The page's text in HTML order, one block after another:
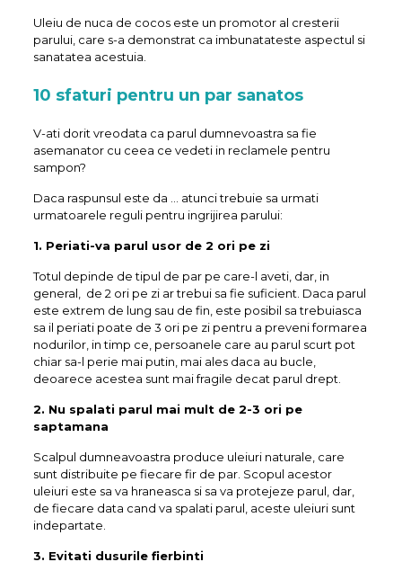
Uleiu de nuca de cocos este un promotor al cresterii
parului, care s-a demonstrat ca imbunatateste aspectul si
sanatatea acestuia.
10 sfaturi pentru un par sanatos
V-ati dorit vreodata ca parul dumnevoastra sa fie
asemanator cu ceea ce vedeti in reclamele pentru
sampon?
Daca raspunsul este da … atunci trebuie sa urmati
urmatoarele reguli pentru ingrijirea parului:
1. Periati-va parul usor de 2 ori pe zi
Totul depinde de tipul de par pe care-l aveti, dar, in
general, de 2 ori pe zi ar trebui sa fie suficient. Daca parul
este extrem de lung sau de fin, este posibil sa trebuiasca
sa il periati poate de 3 ori pe zi pentru a preveni formarea
nodurilor, in timp ce, persoanele care au parul scurt pot
chiar sa-l perie mai putin, mai ales daca au bucle,
deoarece acestea sunt mai fragile decat parul drept.
2. Nu spalati parul mai mult de 2-3 ori pe
saptamana
Scalpul dumneavoastra produce uleiuri naturale, care
sunt distribuite pe fiecare fir de par. Scopul acestor
uleiuri este sa va hraneasca si sa va protejeze parul, dar,
de fiecare data cand va spalati parul, aceste uleiuri sunt
indepartate.
3. Evitati dusurile fierbinti